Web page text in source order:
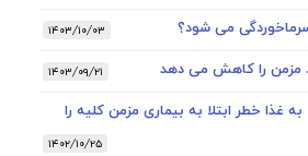
می شود؟ ۱۴۰۳/۱۰/۰۳
مزمن را کاهش می دهد ۱۴۰۳/۰۹/۲۱
غذا خطر ابتلا به بیماری مزمن کلیه را
۱۴۰۲/۱۰/۲۵